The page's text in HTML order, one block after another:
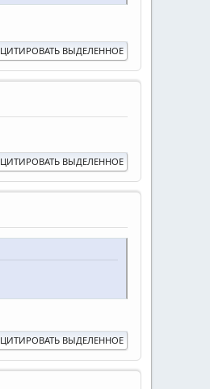
ЦИТИРОВАТЬ ВЫДЕЛЕННОЕ
ЦИТИРОВАТЬ ВЫДЕЛЕННОЕ
ЦИТИРОВАТЬ ВЫДЕЛЕННОЕ